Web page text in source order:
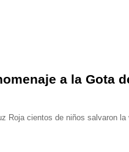
a la Gota
Roja cientos de niños salvaron